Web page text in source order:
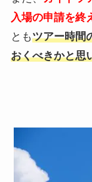
入場の申請を終
ともツアー時間
おくべきかと思